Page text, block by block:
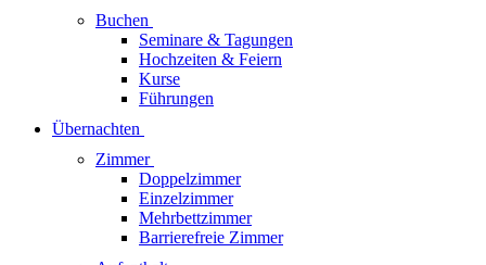
Buchen
Seminare & Tagungen
Hochzeiten & Feiern
Kurse
Führungen
Übernachten
Zimmer
Doppelzimmer
Einzelzimmer
Mehrbettzimmer
Barrierefreie Zimmer